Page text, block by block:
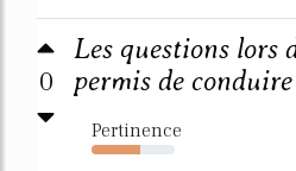
0
Les questions lors
permis de
Pertinence
59%